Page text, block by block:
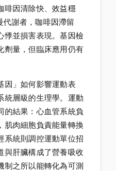
啡因清除快、效益穩
謝者，咖啡因滯留
悸並損害表現。基因檢
劑量，但臨床應用仍有
因」如何影響運動表
統層級的生理學。運動
的結果：心血管系統負
肌肉細胞負責能量轉換
系統則調控運動單位招
與肝臟構成了營養吸收
制之所以能轉化為可測